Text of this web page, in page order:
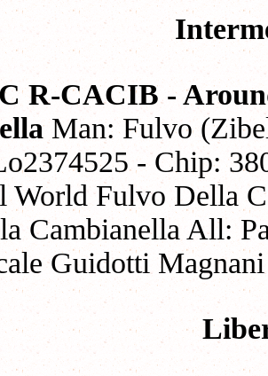
R-CACIB -
Man: Fulvo
- Chip:
World Fulvo Della
Cambianella All:
Guidotti